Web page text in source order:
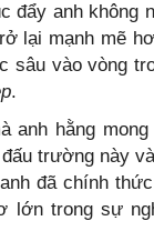
đẩy anh không
lại mạnh mẽ
sâu vào vòng
.
anh hằng
trường này
đã chính
lớn trong sự